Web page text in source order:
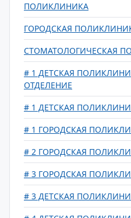
ПОЛИКЛИНИКА
ГОРОДСКАЯ
СТОМАТОЛОГИЧЕСКАЯ
# 1 ДЕТСКАЯ
ОТДЕЛЕНИЕ
# 1 ДЕТСКАЯ
# 1 ГОРОДСКАЯ
# 2 ГОРОДСКАЯ
# 3 ГОРОДСКАЯ
# 3 ДЕТСКАЯ